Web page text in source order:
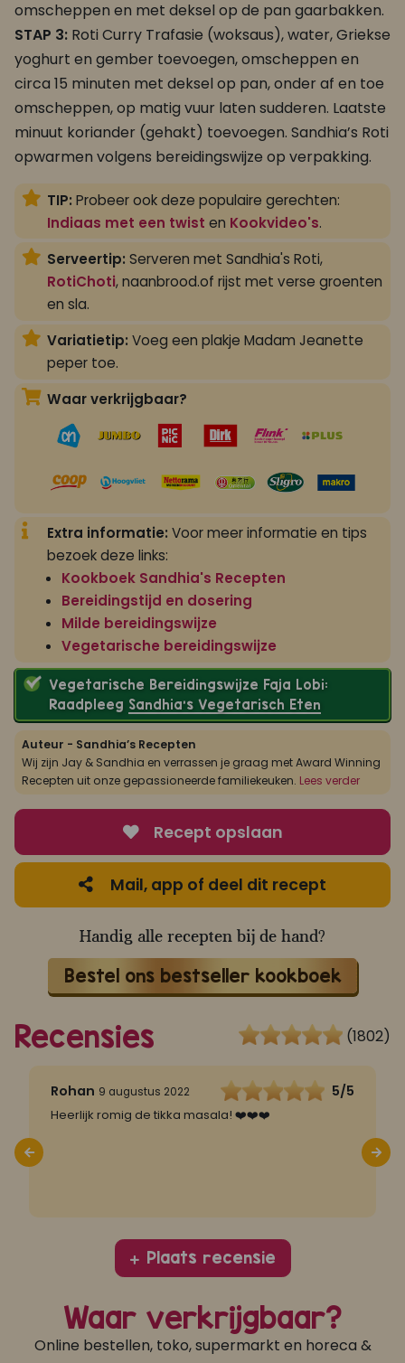
omscheppen en met deksel op de pan gaarbakken.
STAP 3: Roti Curry Trafasie (woksaus), water, Griekse
yoghurt en gember toevoegen, omscheppen en
circa 15 minuten met deksel op pan, onder af en toe
omscheppen, op matig vuur laten sudderen. Laatste
minuut koriander (gehakt) toevoegen. Sandhia’s Roti
opwarmen volgens bereidingswijze op verpakking.
TIP: Probeer ook deze populaire gerechten:
Indiaas met een twist en Kookvideo's.
Serveertip: Serveren met Sandhia's Roti,
RotiChoti, naanbrood.of rijst met verse groenten
en sla.
Variatietip: Voeg een plakje Madam Jeanette
peper toe.
Waar verkrijgbaar?
Extra informatie: Voor meer informatie en tips
bezoek deze links:
Kookboek Sandhia's Recepten
Bereidingstijd en dosering
Milde bereidingswijze
Vegetarische bereidingswijze
Vegetarische Bereidingswijze Faja Lobi:
Raadpleeg Sandhia’s Vegetarisch Eten
Auteur - Sandhia’s Recepten
Wij zijn Jay & Sandhia en verrassen je graag met Award Winning
Recepten uit onze gepassioneerde familiekeuken. Lees verder
Recept opslaan
Mail, app of deel dit recept
Handig alle recepten bij de hand?
Bestel ons bestseller kookboek
Recensies (1802)
Rohan 9 augustus 2022 5/5
Heerlijk romig de tikka masala! ❤️❤️❤️
Plaats recensie
Waar verkrijgbaar?
Online bestellen, toko, supermarkt en horeca &